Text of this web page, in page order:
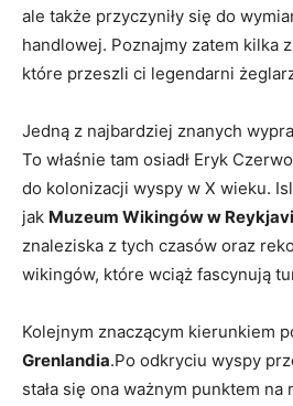
ale także przyczyniły się do
handlowej. Poznajmy zatem kilka
które przeszli ci legendarni
Jedną z najbardziej znanych
To właśnie tam osiadł Eryk
do kolonizacji wyspy w X wieku.
jak Muzeum Wikingów w
znaleziska z tych czasów oraz
wikingów, które wciąż fascynują
Kolejnym znaczącym kierunkiem
Grenlandia.Po odkryciu wyspy
stała się ona ważnym punktem na